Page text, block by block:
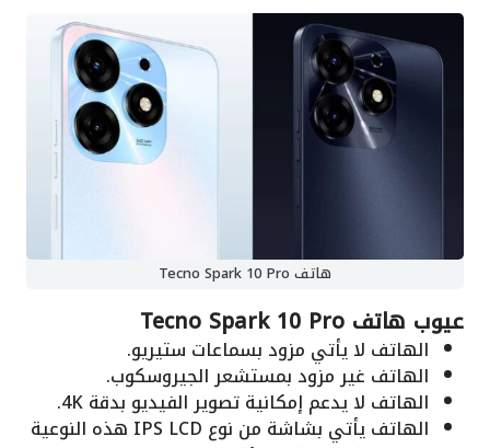
هاتف Tecno Spark 10 Pro
عيوب هاتف Tecno Spark 10 Pro
الهاتف لا يأتي مزود بسماعات ستيريو.
الهاتف غير مزود بمستشعر الجيروسكوب.
الهاتف لا يدعم إمكانية تصوير الفيديو بدقة 4K.
الهاتف يأتي بشاشة من نوع IPS LCD هذه النوعية